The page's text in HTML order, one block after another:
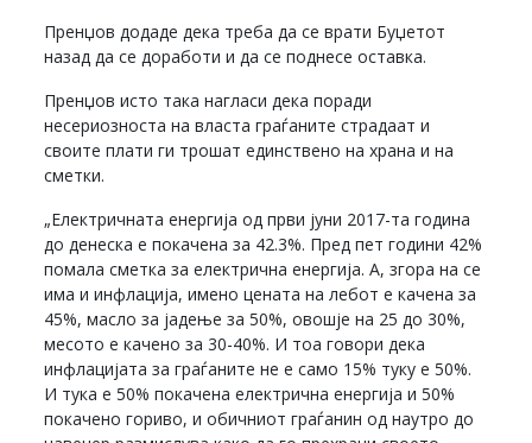
Пренџов додаде дека треба да се врати Буџетот
назад да се доработи и да се поднесе оставка.
Пренџов исто така нагласи дека поради
несериозноста на власта граѓаните страдаат и
своите плати ги трошат единствено на храна и на
сметки.
„Електричната енергија од први јуни 2017-та година
до денеска е покачена за 42.3%. Пред пет години 42%
помала сметка за електрична енергија. А, згора на се
има и инфлација, имено цената на лебот е качена за
45%, масло за јадење за 50%, овошје на 25 до 30%,
месото е качено за 30-40%. И тоа говори дека
инфлацијата за граѓаните не е само 15% туку е 50%.
И тука е 50% покачена електрична енергија и 50%
покачено гориво, и обичниот граѓанин од наутро до